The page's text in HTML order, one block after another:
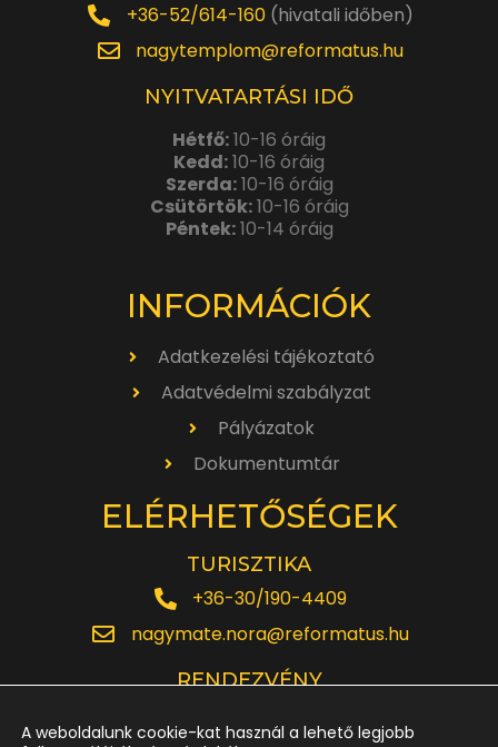
+36-52/614-160(hivatali időben)
nagytemplom@reformatus.hu
NYITVATARTÁSI IDŐ
Hétfő:10-16 óráig
Kedd:10-16 óráig
Szerda:10-16 óráig
Csütörtök:10-16 óráig
Péntek:10-14 óráig
INFORMÁCIÓK
Adatkezelési tájékoztató
Adatvédelmi szabályzat
Pályázatok
Dokumentumtár
ELÉRHETŐSÉGEK
TURISZTIKA
+36-30/190-4409
nagymate.nora@reformatus.hu
RENDEZVÉNY
A weboldalunk cookie-kat használ a lehető legjobb